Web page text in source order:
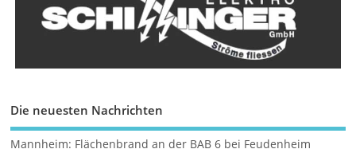
Die neuesten Nachrichten
Mannheim: Flächenbrand an der BAB 6 bei Feudenheim